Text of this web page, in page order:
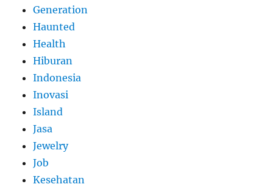
Generation
Haunted
Health
Hiburan
Indonesia
Inovasi
Island
Jasa
Jewelry
Job
Kesehatan